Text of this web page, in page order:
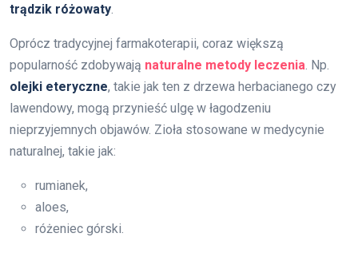
trądzik różowaty
Oprócz tradycyjnej farmakoterapii, coraz większą
popularność zdobywają naturalne metody leczenia . Np.
olejki eteryczne, takie jak ten z drzewa herbacianego czy
lawendowy, mogą przynieść ulgę w łagodzeniu
nieprzyjemnych objawów. Zioła stosowane w medycynie
naturalnej, takie jak:
rumianek,
aloes,
różeniec górski.